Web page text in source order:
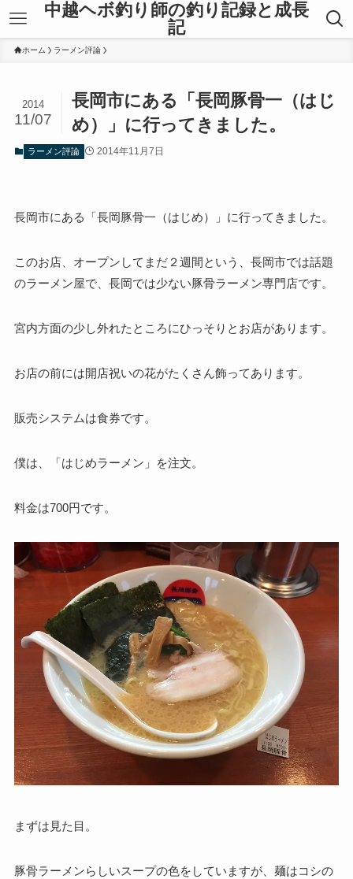
中越ヘボ釣り師の釣り記録と成長
記
ホーム ラーメン評論
長岡市にある「長岡豚骨一（はじ
め）」に行ってきました。
2014
11/07
ラーメン評論 2014年11月7日
長岡市にある「長岡豚骨一（はじめ）」に行ってきました。
このお店、オープンしてまだ２週間という、長岡市では話題
のラーメン屋で、長岡では少ない豚骨ラーメン専門店です。
宮内方面の少し外れたところにひっそりとお店があります。
お店の前には開店祝いの花がたくさん飾ってあります。
販売システムは食券です。
僕は、「はじめラーメン」を注文。
料金は700円です。
まずは見た目。
豚骨ラーメンらしいスープの色をしていますが、麺はコシの